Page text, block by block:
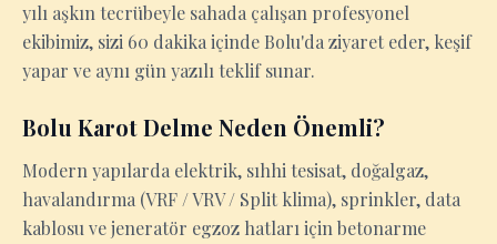
yılı aşkın tecrübeyle sahada çalışan profesyonel
ekibimiz, sizi 60 dakika içinde Bolu'da ziyaret eder, keşif
yapar ve aynı gün yazılı teklif sunar.
Bolu Karot Delme Neden Önemli?
Modern yapılarda elektrik, sıhhi tesisat, doğalgaz,
havalandırma (VRF / VRV / Split klima), sprinkler, data
kablosu ve jeneratör egzoz hatları için betonarme